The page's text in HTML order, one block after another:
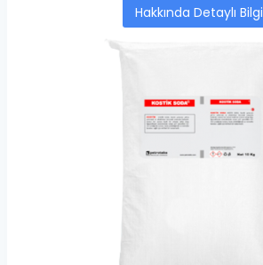
Hakkında Detaylı Bilgi